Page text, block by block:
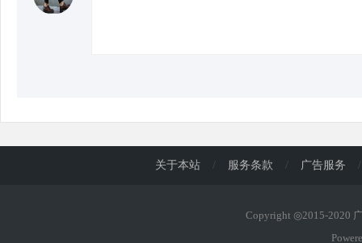
关于本站 / 服务条款 / 广告服务 /
Copyright ◎2015-2020